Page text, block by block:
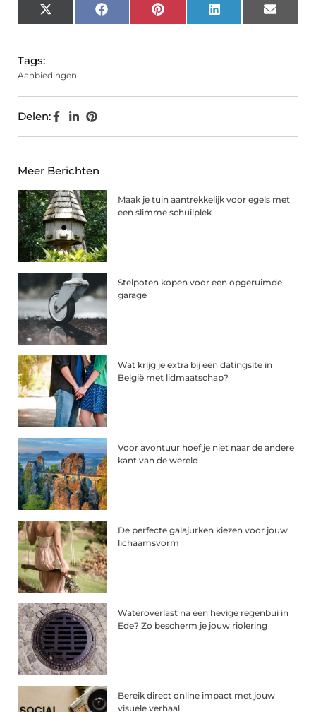
X
(Twitter)
FacebookPinterest LinkedIn Email
Tags:
Aanbiedingen
Delen:
Meer Berichten
Maak je tuin aantrekkelijk voor egels met
een slimme schuilplek
Stelpoten kopen voor een opgeruimde
garage
Wat krijg je extra bij een datingsite in
België met lidmaatschap?
Voor avontuur hoef je niet naar de andere
kant van de wereld
De perfecte galajurken kiezen voor jouw
lichaamsvorm
Wateroverlast na een hevige regenbui in
Ede? Zo bescherm je jouw riolering
Bereik direct online impact met jouw
visuele verhaal